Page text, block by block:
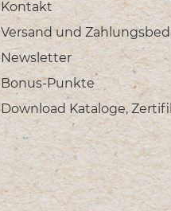
Kontakt
Versand und
Newsletter
Bonus-Punkte
Download Kataloge,